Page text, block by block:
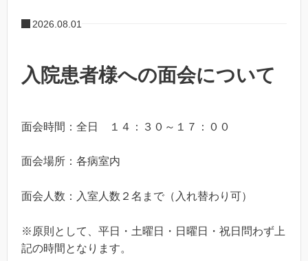
2026.08.01
入院患者様への面会について
面会時間：全日 １４：３０～１７：００
面会場所：各病室内
面会人数：入室人数２名まで（入れ替わり可）
※原則として、平日・土曜日・日曜日・祝日問わず上
記の時間となります。